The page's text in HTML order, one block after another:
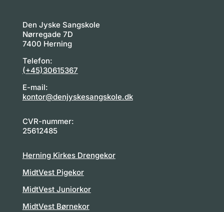
Den Jyske Sangskole
Nørregade 7D
7400 Herning
Telefon:
(+45)30615367
E-mail:
kontor@denjyskesangskole.dk
CVR-nummer:
25612485
Herning Kirkes Drengekor
MidtVest Pigekor
MidtVest Juniorkor
MidtVest Børnekor